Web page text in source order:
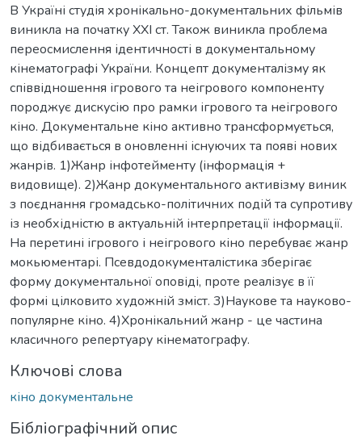
В Україні студія хронікально-документальних фільмів
виникла на початку ХХІ ст. Також виникла проблема
переосмислення ідентичності в документальному
кінематографі України. Концепт документалізму як
співвідношення ігрового та неігрового компоненту
породжує дискусію про рамки ігрового та неігрового
кіно. Документальне кіно активно трансформується,
що відбивається в оновленні існуючих та появі нових
жанрів. 1)Жанр інфотейменту (інформація +
видовище). 2)Жанр документального активізму виник
з поєднання громадсько-політичних подій та супротиву
із необхідністю в актуальній інтерпретації інформації.
На перетині ігрового і неігрового кіно перебуває жанр
мокьюментарі. Псевдодокументалістика зберігає
форму документальної оповіді, проте реалізує в її
формі цілковито художній зміст. 3)Наукове та науково-
популярне кіно. 4)Хронікальний жанр - це частина
класичного репертуару кінематографу.
Ключові слова
кіно документальне
Бібліографічний опис